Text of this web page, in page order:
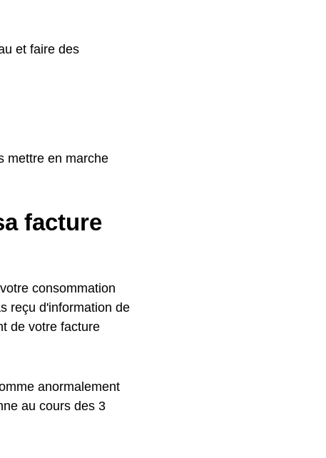
et faire des
mettre en marche
facture
consommation
reçu d'information de
de votre facture
anormalement
au cours des 3